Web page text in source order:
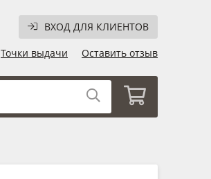
ВХОД ДЛЯ КЛИЕНТОВ
Точки выдачи Оставить отзыв